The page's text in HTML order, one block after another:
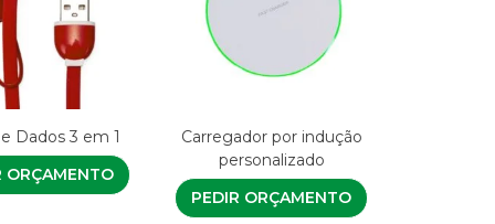
Dados 3 em 1
ORÇAMENTO
Carregador por indução
personalizado
PEDIR ORÇAMENTO